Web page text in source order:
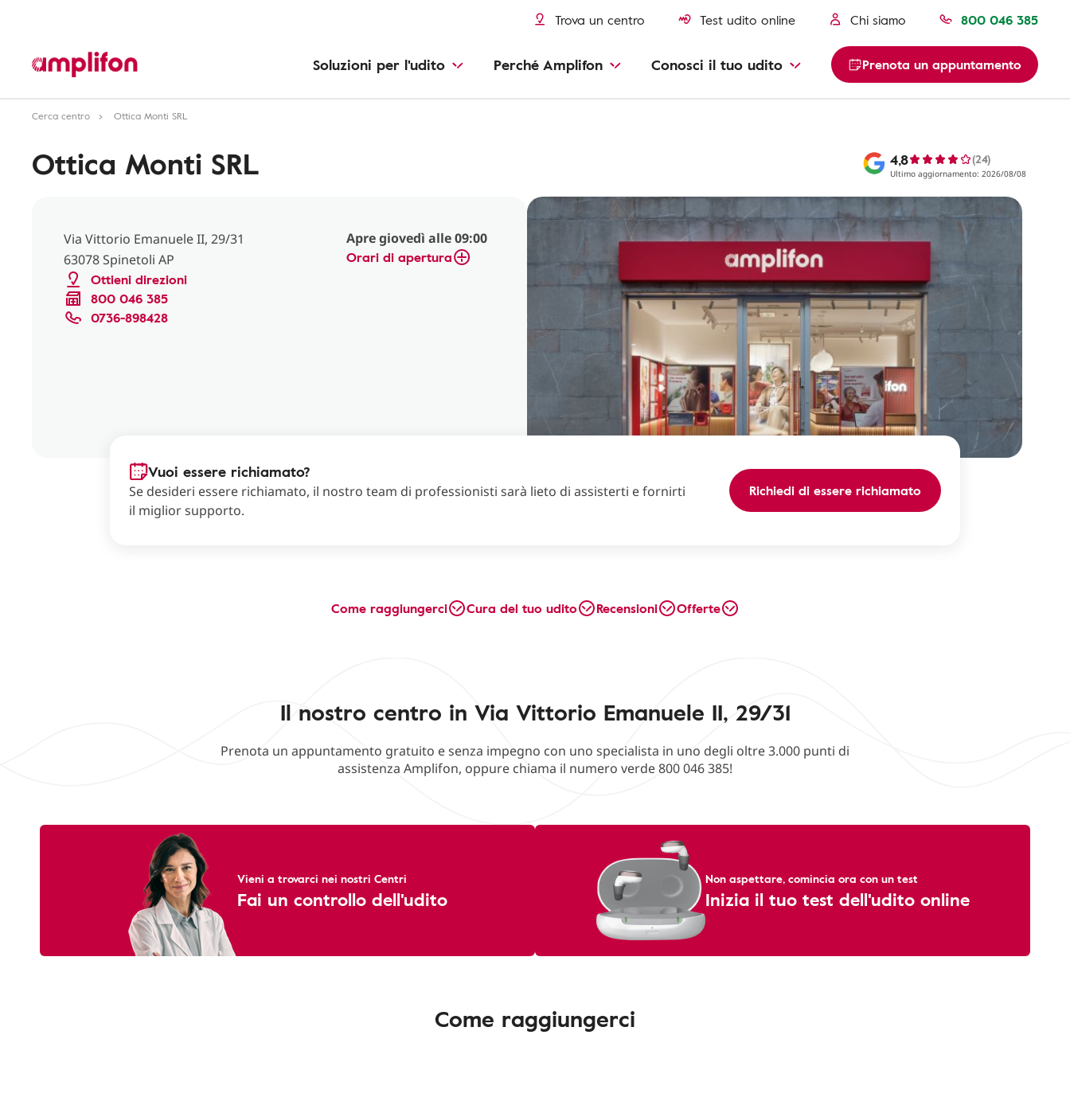
Trova un centro Test udito online Chi siamo 800 046 385
Soluzioni per l'udito Perché Amplifon Conosci il tuo udito Prenota un appuntamento
Cerca centro Ottica Monti SRL
Ottica Monti SRL 4,8 (24)
Ultimo aggiornamento: 2026/08/08
Via Vittorio Emanuele II, 29/31
63078 Spinetoli AP
Ottieni direzioni
800 046 385
0736-898428
Apre giovedì alle 09:00
Orari di apertura
Vuoi essere richiamato?
Se desideri essere richiamato, il nostro team di professionisti sarà lieto di assisterti e fornirti
il miglior supporto.
Richiedi di essere richiamato
Come raggiungerci Cura del tuo udito Recensioni Offerte
Il nostro centro in Via Vittorio Emanuele II, 29/31
Prenota un appuntamento gratuito e senza impegno con uno specialista in uno degli oltre 3.000 punti di
assistenza Amplifon, oppure chiama il numero verde 800 046 385!
Vieni a trovarci nei nostri Centri
Fai un controllo dell'udito
Non aspettare, comincia ora con un test
Inizia il tuo test dell'udito online
Come raggiungerci